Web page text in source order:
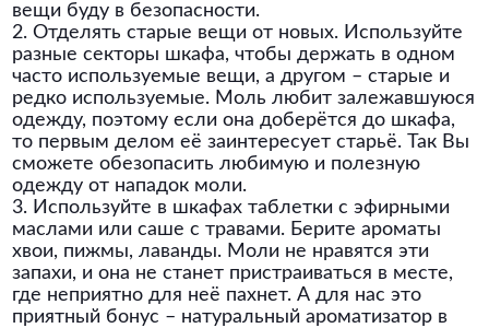
вещи буду в безопасности.
2. Отделять старые вещи от новых. Используйте
разные секторы шкафа, чтобы держать в одном
часто используемые вещи, а другом – старые и
редко используемые. Моль любит залежавшуюся
одежду, поэтому если она доберётся до шкафа,
то первым делом её заинтересует старьё. Так Вы
сможете обезопасить любимую и полезную
одежду от нападок моли.
3. Используйте в шкафах таблетки с эфирными
маслами или саше с травами. Берите ароматы
хвои, пижмы, лаванды. Моли не нравятся эти
запахи, и она не станет пристраиваться в месте,
где неприятно для неё пахнет. А для нас это
приятный бонус – натуральный ароматизатор в